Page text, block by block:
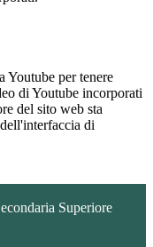
Youtube per tenere
di Youtube incorporati
del sito web sta
di
Superiore